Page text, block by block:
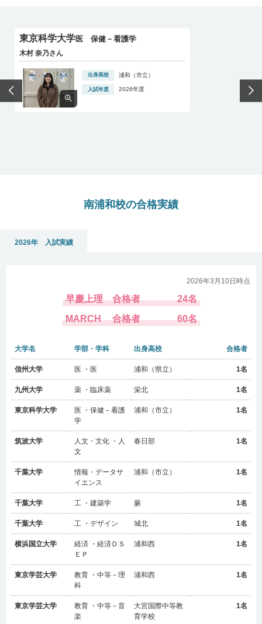
東京科学大学医 保健－看護学
木村 奈乃さん
浦和（市立）
入試年度 2026年度
南浦和校の合格実績
2026年 入試実績
2026年3月10日時点
早慶上理 合格者
24名
MARCH
合格者 60名
大学名 学部・学科 出身高校 合格者
信州大学 医 ・医 浦和（県立） 1名
九州大学 薬 ・臨床薬 栄北 1名
東京科学大学
医 ・保健－看護
学
浦和（市立） 1名
筑波大学
人文・文化 ・人
文
春日部 1名
千葉大学
情報・データサ
イエンス
浦和（市立） 1名
千葉大学 工 ・建築学 蕨 1名
千葉大学 工 ・デザイン 城北 1名
横浜国立大学
経済 ・経済ＤＳ
ＥＰ
浦和西 1名
東京学芸大学
教育 ・中等－理
科
浦和西 1名
東京学芸大学
教育 ・中等－音
楽
大宮国際中等教
育学校
1名